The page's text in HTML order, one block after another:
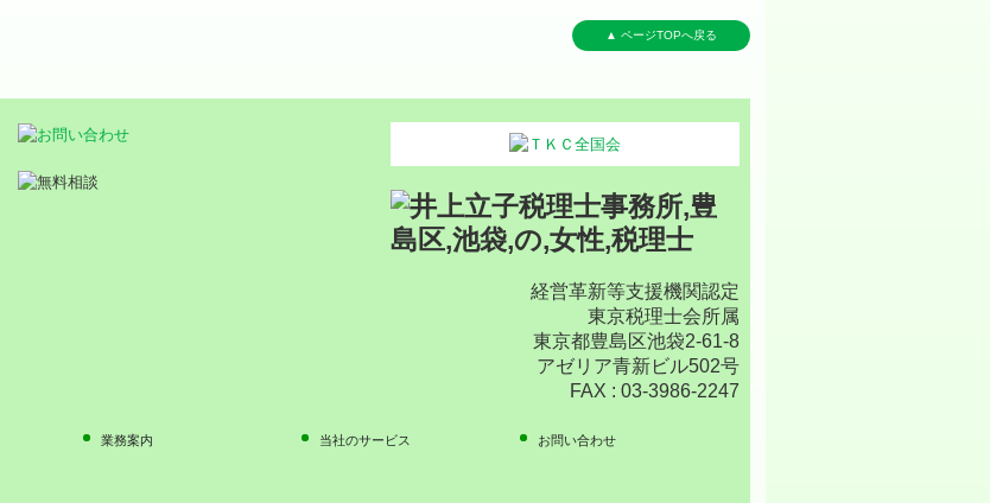
▲ ページTOPへ戻る
経営革新等支援機関認定
東京税理士会所属
東京都豊島区池袋2-61-8
アゼリア青新ビル502号
FAX : 03-3986-2247
業務案内 当社のサービス お問い合わせ